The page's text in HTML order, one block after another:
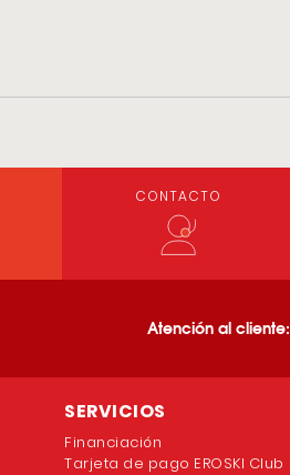
CONTACTO
Atención al cliente:
SERVICIOS
Financiación
Tarjeta de pago EROSKI Club